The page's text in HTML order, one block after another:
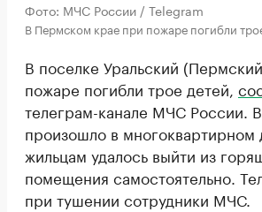
Фото: МЧС России / Telegram
В Пермском крае при пожаре погибли
В поселке Уральский
пожаре погибли трое детей,
телеграм-канале МЧС России.
произошло в многоквартирном
жильцам удалось выйти из
помещения самостоятельно.
при тушении сотрудники МЧС.